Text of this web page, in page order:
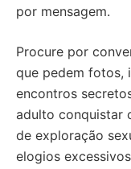
por mensagem.
Procure por
que pedem fotos,
encontros
adulto conquistar
de exploração
elogios